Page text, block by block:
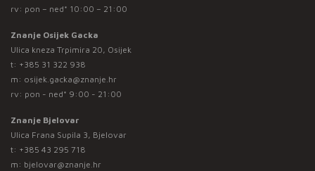
rv: pon – ned* 10:00 – 21:00
Znanje Osijek Gacka
Ulica kneza Trpimira 20, Osijek
t: +385 31 322 938
m: osijek.gacka@znanje.hr
rv: pon - ned* 9:00 - 21:00
Znanje Bjelovar
Ulica Frana Supila 3, Bjelovar
t: +385 43 295 718
m: bjelovar@znanje.hr